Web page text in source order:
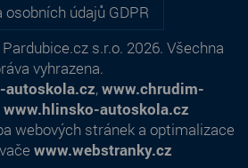
osobních údajů GDPR
s.r.o. 2026. Všechna
vyhrazena.
autoskola.cz,www.chrudim-
www.hlinsko-autoskola.cz
webových stráneka optimalizace
www.webstranky.cz